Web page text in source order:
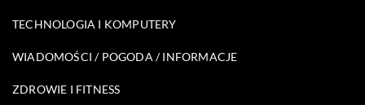
TECHNOLOGIA I KOMPUTERY
WIADOMOŚCI / POGODA / INFORMACJE
ZDROWIE I FITNESS